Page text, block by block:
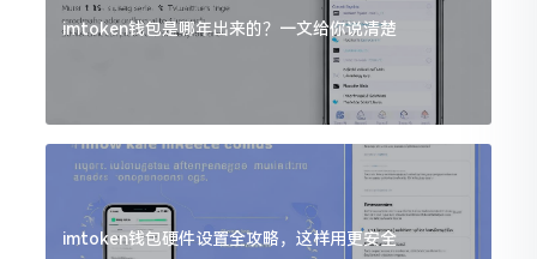
imtoken钱包是哪年出来的？一文给你说清楚
imtoken钱包硬件设置全攻略，这样用更安全